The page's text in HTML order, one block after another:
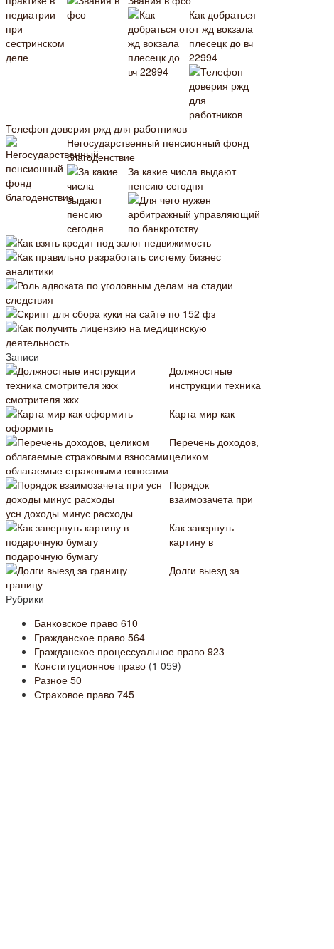
Как добраться
от жд вокзала
плесецк до вч
22994
Телефон доверия ржд для работников
Негосударственный пенсионный фонд
благоденствие
За какие числа выдают
пенсию сегодня
Для чего нужен
арбитражный управляющий
по банкротству
Как взять кредит под залог недвижимость
Как правильно разработать систему бизнес
аналитики
Роль адвоката по уголовным делам на стадии
следствия
Скрипт для сбора куки на сайте по 152 фз
Как получить лицензию на медицинскую
деятельность
Записи
Должностные
инструкции техника
смотрителя жкх
Карта мир как
оформить
Перечень доходов,
целиком
облагаемые страховыми взносами
Порядок
взаимозачета при
усн доходы минус расходы
Как завернуть
картину в
подарочную бумагу
Долги выезд за
границу
Рубрики
Банковское право 610
Гражданское право 564
Гражданское процессуальное право 923
Конституционное право (1 059)
Разное 50
Страховое право 745